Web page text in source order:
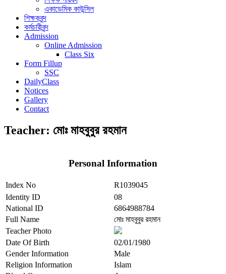
একাডেমিক কাউন্সিল
শিক্ষকবৃন্দ
কর্মচারীবৃন্দ
Admission
Online Admission
Class Six
Form Fillup
SSC
DailyClass
Notices
Gallery
Contact
Teacher: মোঃ মাহবুবুর রহমান
Personal Information
Index No
R1039045
Identity ID
08
National ID
6864988784
Full Name
মোঃ মাহবুবুর রহমান
Teacher Photo
Date Of Birth
02/01/1980
Gender Information
Male
Religion Information
Islam